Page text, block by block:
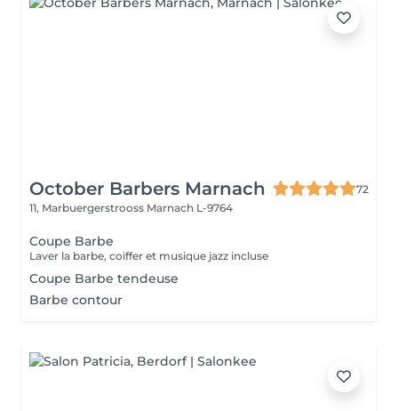
October Barbers Marnach
72
11, Marbuergerstrooss Marnach L-9764
Coupe Barbe
Laver la barbe, coiffer et musique jazz incluse
Coupe Barbe tendeuse
Barbe contour